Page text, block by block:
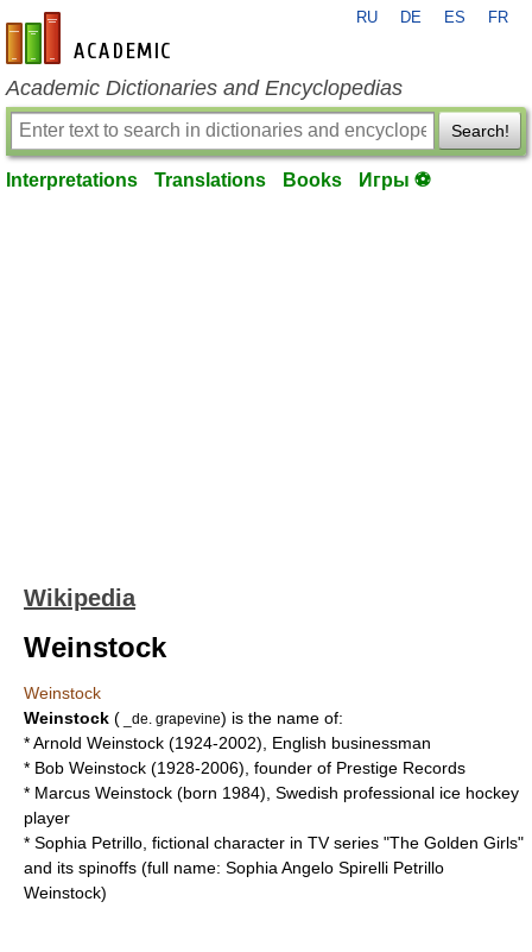
en-academic.com
RU DE ES FR
Academic Dictionaries and Encyclopedias
Search!
Interpretations Translations Books Игры ⚽
Wikipedia
Weinstock
Weinstock
Weinstock ( _de. grapevine) is the name of:
*Arnold Weinstock (1924-2002), English businessman
* Bob Weinstock (1928-2006), founder of Prestige Records
* Marcus Weinstock (born 1984), Swedish professional ice hockey
player
* Sophia Petrillo , fictional character in TV series "The Golden Girls"
and its spinoffs (full name: Sophia Angelo Spirelli Petrillo
Weinstock)